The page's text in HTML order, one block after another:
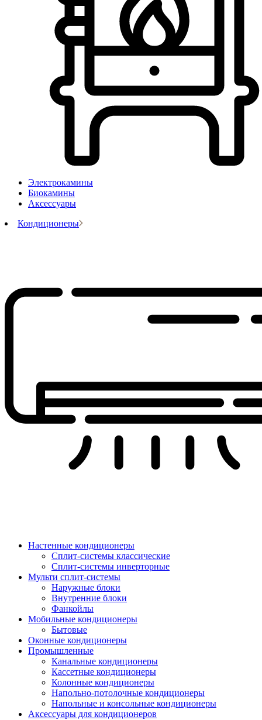
Электрокамины
Биокамины
Аксессуары
Кондиционеры
Настенные кондиционеры
Сплит-системы классические
Сплит-системы инверторные
Мульти сплит-системы
Наружные блоки
Внутренние блоки
Фанкойлы
Мобильные кондиционеры
Бытовые
Оконные кондиционеры
Промышленные
Канальные кондиционеры
Кассетные кондиционеры
Колонные кондиционеры
Напольно-потолочные кондиционеры
Напольные и консольные кондиционеры
Аксессуары для кондиционеров